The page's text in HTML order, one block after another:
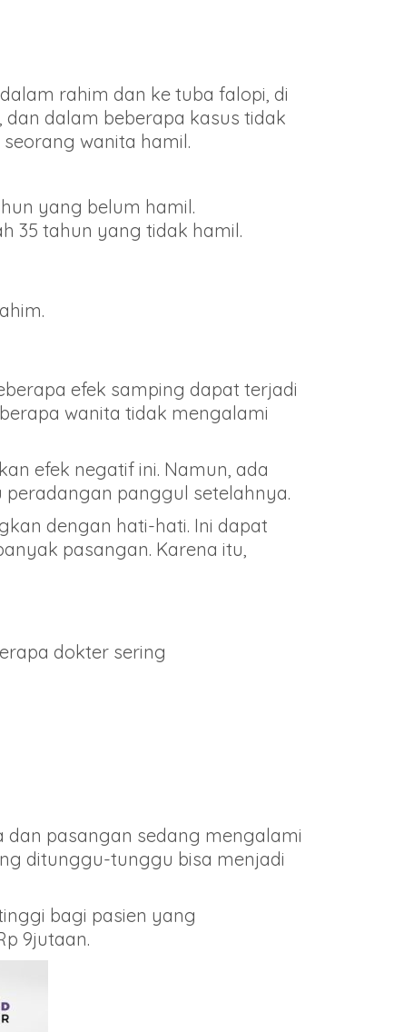
rahim dan ke tuba falopi, di
dalam beberapa kasus tidak
wanita hamil.
yang belum hamil.
35 tahun yang tidak hamil.
efek samping dapat terjadi
wanita tidak mengalami
efek negatif ini. Namun, ada
panggul setelahnya.
dengan hati-hati. Ini dapat
pasangan. Karena itu,
dokter sering
dan pasangan sedang mengalami
ditunggu-tunggu bisa menjadi
bagi pasien yang
9jutaan.